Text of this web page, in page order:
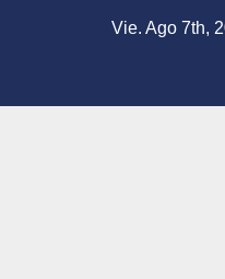
Vie. Ago 7th,